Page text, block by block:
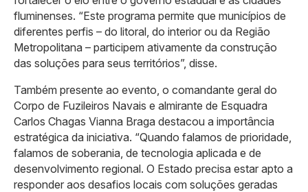
fluminenses. “Este programa permite que municípios de
diferentes perfis – do litoral, do interior ou da Região
Metropolitana – participem ativamente da construção
das soluções para seus territórios”, disse.
Também presente ao evento, o comandante geral do
Corpo de Fuzileiros Navais e almirante de Esquadra
Carlos Chagas Vianna Braga destacou a importância
estratégica da iniciativa. “Quando falamos de prioridade,
falamos de soberania, de tecnologia aplicada e de
desenvolvimento regional. O Estado precisa estar apto a
responder aos desafios locais com soluções geradas